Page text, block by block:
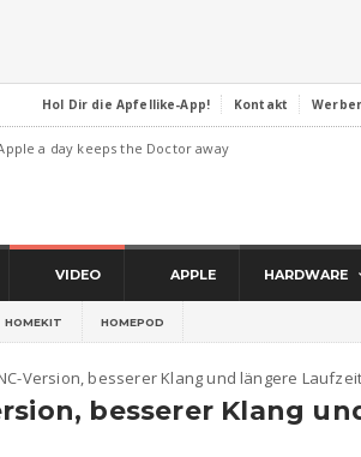
Hol Dir die Apfellike-App! Kontakt
a day keeps the Doctor away
VIDEO APPLE HARDWARE
HOMEKIT HOMEPOD
Version, besserer Klang und längere Laufzeit
besserer Klang